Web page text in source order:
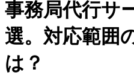
事務局代行サ
選。対応範囲
は？